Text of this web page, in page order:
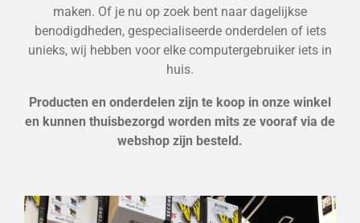
maken. Of je nu op zoek bent naar dagelijkse
benodigdheden, gespecialiseerde onderdelen of iets
unieks, wij hebben voor elke computergebruiker iets in
huis.
Producten en onderdelen zijn te koop in onze winkel
en kunnen thuisbezorgd worden mits ze vooraf via de
webshop zijn besteld.